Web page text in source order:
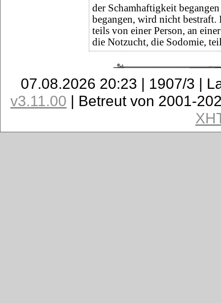
der Schamhaftigkeit
begangen, wird nicht
teils von einer Person, an
die Notzucht, die Sodomie,
07.08.2026 20:23 | 1907/3 |
v3.11.00 | Betreut von 2001-